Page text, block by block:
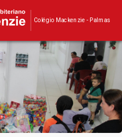
Colégio Mackenzie - Palmas